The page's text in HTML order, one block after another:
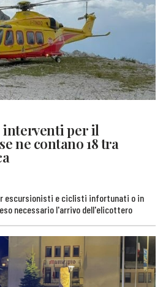
per il
ne contano 18 tra
escursionisti e ciclisti infortunati o in
necessario l'arrivo dell'elicottero